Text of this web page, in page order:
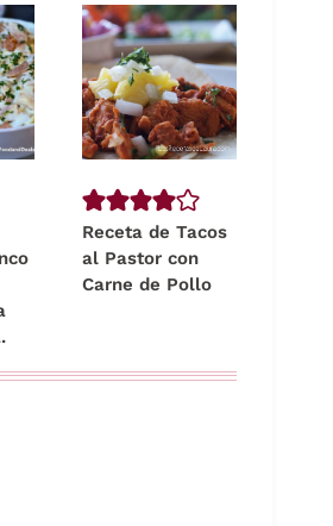
Receta de Tacos
al Pastor con
Carne de Pollo